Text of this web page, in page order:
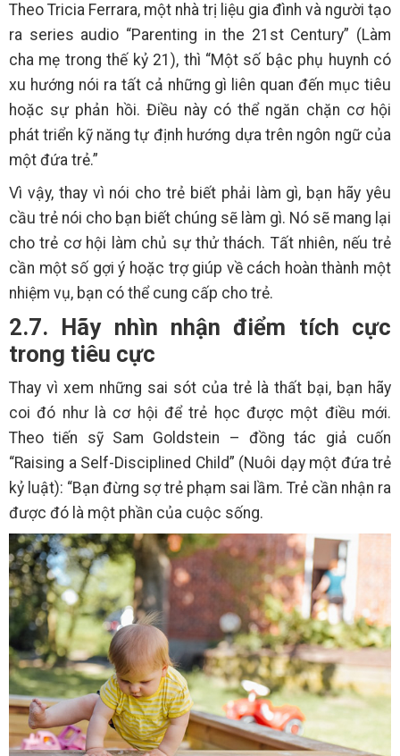
Theo Tricia Ferrara, một nhà trị liệu gia đình và người tạo
ra series audio “Parenting in the 21st Century” (Làm
cha mẹ trong thế kỷ 21), thì “Một số bậc phụ huynh có
xu hướng nói ra tất cả những gì liên quan đến mục tiêu
hoặc sự phản hồi. Điều này có thể ngăn chặn cơ hội
phát triển kỹ năng tự định hướng dựa trên ngôn ngữ của
một đứa trẻ.”
Vì vậy, thay vì nói cho trẻ biết phải làm gì, bạn hãy yêu
cầu trẻ nói cho bạn biết chúng sẽ làm gì. Nó sẽ mang lại
cho trẻ cơ hội làm chủ sự thử thách. Tất nhiên, nếu trẻ
cần một số gợi ý hoặc trợ giúp về cách hoàn thành một
nhiệm vụ, bạn có thể cung cấp cho trẻ.
2.7. Hãy nhìn nhận điểm tích cực
trong tiêu cực
Thay vì xem những sai sót của trẻ là thất bại, bạn hãy
coi đó như là cơ hội để trẻ học được một điều mới.
Theo tiến sỹ Sam Goldstein – đồng tác giả cuốn
“Raising a Self-Disciplined Child” (Nuôi dạy một đứa trẻ
kỷ luật): “Bạn đừng sợ trẻ phạm sai lầm. Trẻ cần nhận ra
được đó là một phần của cuộc sống.